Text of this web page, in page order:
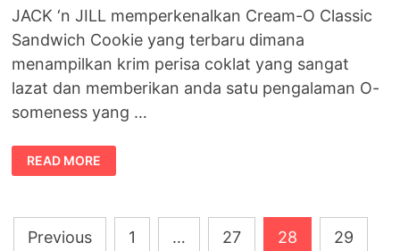
JACK ‘n JILL memperkenalkan Cream-O Classic
Sandwich Cookie yang terbaru dimana
menampilkan krim perisa coklat yang sangat
lazat dan memberikan anda satu pengalaman O-
someness yang …
JACK
‘N
JILL
CLASSIC
TERBARU
DENGAN
READ MORE
Posts
Previous 1 … 27 28 29